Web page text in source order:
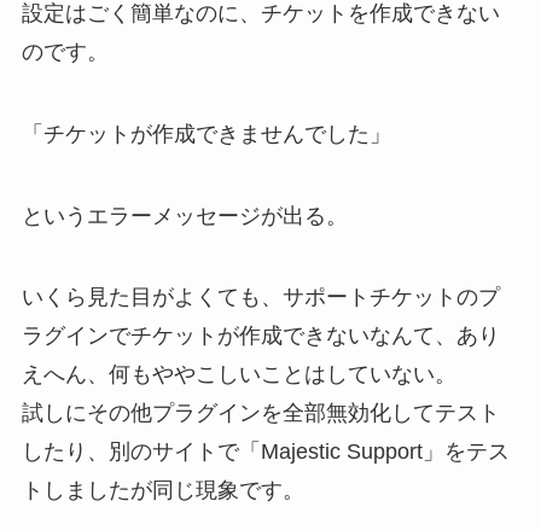
設定はごく簡単なのに、チケットを作成できない
のです。
「チケットが作成できませんでした」
というエラーメッセージが出る。
いくら見た目がよくても、サポートチケットのプ
ラグインでチケットが作成できないなんて、あり
えへん、何もややこしいことはしていない。
試しにその他プラグインを全部無効化してテスト
したり、別のサイトで「Majestic Support」をテス
トしましたが同じ現象です。